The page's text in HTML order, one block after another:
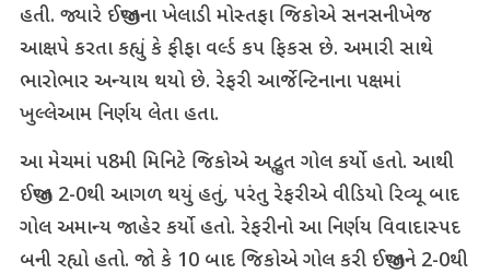
હતી. જ્યારે ઈજીપ્તના ખેલાડી મોસ્તફા જિકોએ સનસનીખેજ
આક્ષપે કરતા કહ્યું કે ફીફા વર્લ્ડ કપ ફિકસ છે. અમારી સાથે
ભારોભાર અન્યાય થયો છે. રેફરી આર્જેન્ટિનાના પક્ષમાં
ખુલ્લેઆમ નિર્ણય લેતા હતા.
આ મેચમાં પ8મી મિનિટે જિકોએ અદ્ભુત ગોલ કર્યો હતો. આથી
ઈજીપ્ત 2-0થી આગળ થયું હતું, પરંતુ રેફરીએ વીડિયો રિવ્યૂ બાદ
ગોલ અમાન્ય જાહેર કર્યો હતો. રેફરીનો આ નિર્ણય વિવાદાસ્પદ
બની રહ્યો હતો. જો કે 10 બાદ જિકોએ ગોલ કરી ઈજીપ્તને 2-0થી